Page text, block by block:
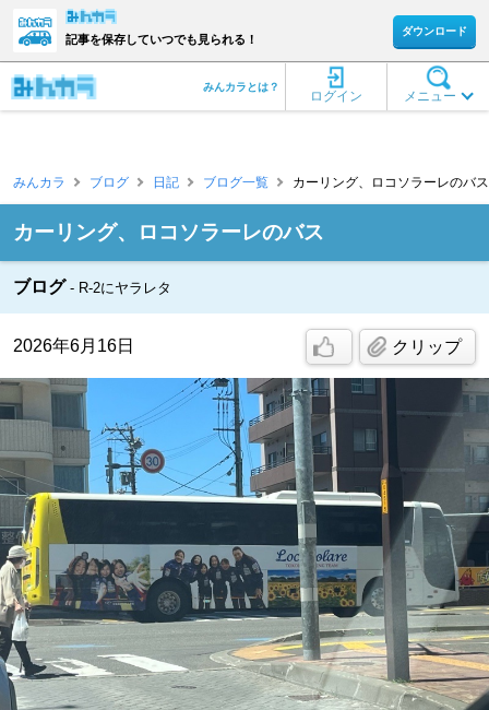
記事を保存していつでも見られる！
ダウンロード
メニュー
ログイン
みんカラとは？
みんカラ ブログ 日記 ブログ一覧 カーリング、ロコソラーレのバ
カーリング、ロコソラーレのバス
ブログ R-2にヤラレタ
2026年6月16日 クリップ